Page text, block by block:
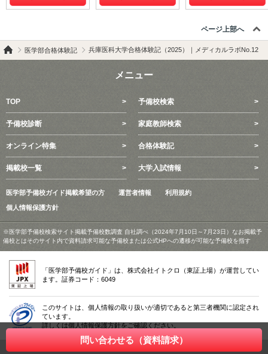
ページ上部へ
医学部合格体験記 兵庫医科大学合格体験記（2025）｜メディカルラボNo.12
メニュー
TOP 予備校検索
予備校診断 家庭教師検索
オンライン特集 合格体験記
掲載校一覧 大学入試情報
医学部予備校ガイド掲載希望の方 運営者情報 利用規約
個人情報保護方針
※医学部予備校検索サイト掲載予備校数調査 自社調べ（2024年7月10日～7月23日）なお掲載予
備校とはそのサイト内で資料請求可能な予備校または公式HPへの遷移が可能な予備校を指す
「医学部予備校ガイド」は、株式会社イトクロ（東証上場）が運営してい
ます。証券コード：6049
このサイトは、個人情報の取り扱いが適切であると第三者機関に認定され
ています。
詳しくは個人情報保護方針をご確認ください。
問い合わせる（資料請求）